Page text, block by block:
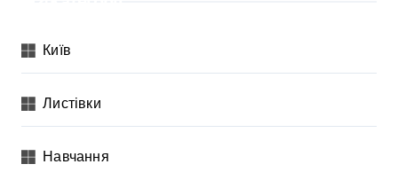
Київ
Листівки
Навчання